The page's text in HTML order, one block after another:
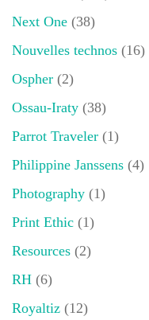
Next One (38)
Nouvelles technos (16)
Ospher (2)
Ossau-Iraty (38)
Parrot Traveler (1)
Philippine Janssens (4)
Photography (1)
Print Ethic (1)
Resources (2)
RH (6)
Royaltiz (12)